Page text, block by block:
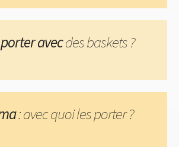
avecdes baskets ?
: avec quoi les porter ?